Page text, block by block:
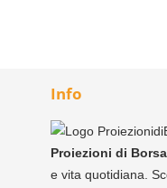
Info
Proiezioni di Borsa
e vita quotidiana.